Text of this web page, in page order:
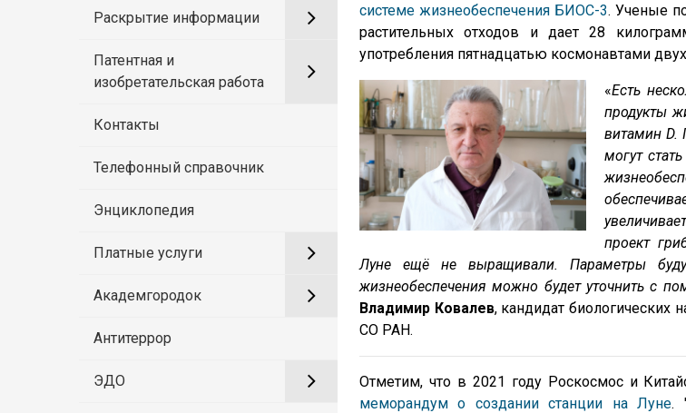
Раскрытие информации
Патентная и
изобретательская работа
Контакты
Телефонный справочник
Энциклопедия
Платные услуги
Академгородок
Антитеррор
ЭДО
системе жизнеобеспечения БИОС-3. Ученые
растительных отходов и дает 28
употребления пятнадцатью космонавтами
«Есть
продукты
витамин D.
могут
проект
Луне ещё не выращивали. Параметры
жизнеобеспечения можно будет уточнить с
Владимир Ковалев, кандидат биологических
СО РАН.
Отметим, что в 2021 году Роскосмос и
меморандум о создании станции на Луне.